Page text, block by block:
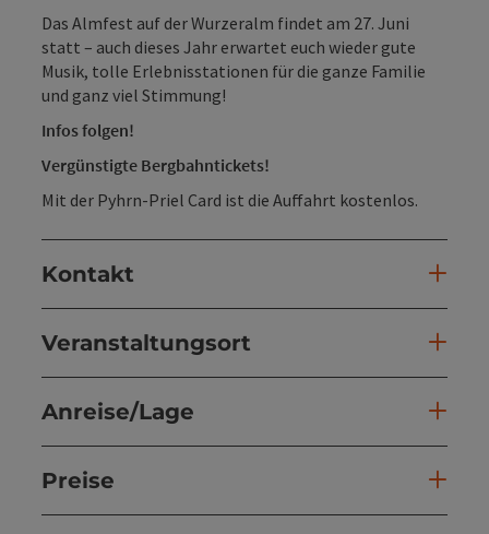
Das Almfest auf der Wurzeralm findet am 27. Juni
statt – auch dieses Jahr erwartet euch wieder gute
Musik, tolle Erlebnisstationen für die ganze Familie
und ganz viel Stimmung!
Infos folgen!
Vergünstigte Bergbahntickets!
Mit der Pyhrn-Priel Card ist die Auffahrt kostenlos.
Kontakt
Veranstaltungsort
Anreise/Lage
Preise